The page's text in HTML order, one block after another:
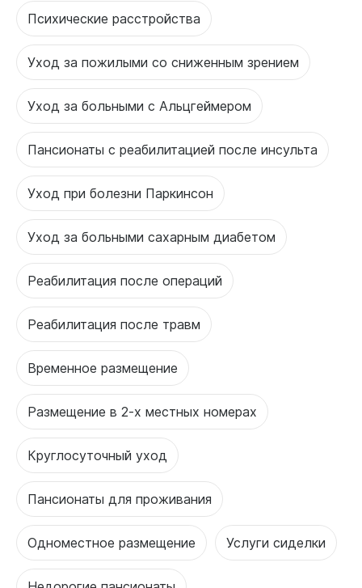
Психические расстройства
Уход за пожилыми со сниженным зрением
Уход за больными с Альцгеймером
Пансионаты с реабилитацией после инсульта
Уход при болезни Паркинсон
Уход за больными сахарным диабетом
Реабилитация после операций
Реабилитация после травм
Временное размещение
Размещение в 2-х местных номерах
Круглосуточный уход
Пансионаты для проживания
Одноместное размещение Услуги сиделки